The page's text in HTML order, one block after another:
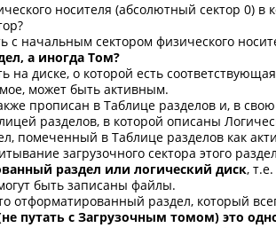
носителя (абсолютный сектор 0) в
с начальным сектором физического
а иногда Том?
на диске, о которой есть
может быть активным.
прописан в Таблице разделов и, в
разделов, в которой описаны
помеченный в Таблице разделов как
загрузочного сектора этого
раздел или логический диск,
быть записаны файлы.
раздел, который
путать с Загрузочным томом) это